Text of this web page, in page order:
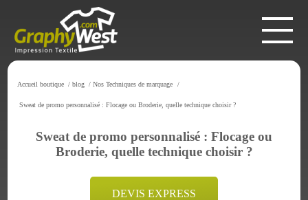
Accueil boutique / blog / Nos Techniques de marquage /
Sweat de promo personnalisé : Flocage ou Broderie, quelle technique choisir ?
Sweat de promo personnalisé : Flocage ou
Broderie, quelle technique choisir ?
DEVIS EXPRESS